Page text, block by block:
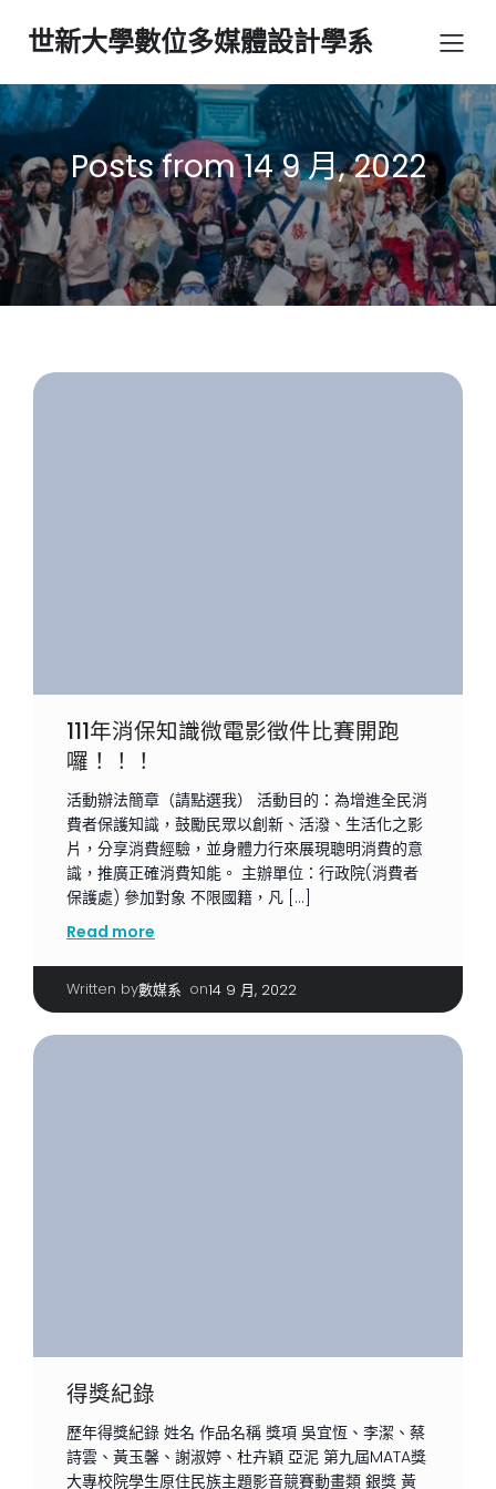
世新大學數位多媒體設計學系
Posts from 14 9 月, 2022
111年消保知識微電影徵件比賽開跑
囉！！！
活動辦法簡章（請點選我） 活動目的：為增進全民消
費者保護知識，鼓勵民眾以創新、活潑、生活化之影
片，分享消費經驗，並身體力行來展現聰明消費的意
識，推廣正確消費知能。 主辦單位：行政院(消費者
保護處) 參加對象 不限國籍，凡 […]
Read more
Written by數媒系 on14 9 月, 2022
得獎紀錄
歷年得獎紀錄 姓名 作品名稱 獎項 吳宜恆、李潔、蔡
詩雲、黃玉馨、謝淑婷、杜卉穎 亞泥 第九屆MATA獎
大專校院學生原住民族主題影音競賽動畫類 銀獎 黃